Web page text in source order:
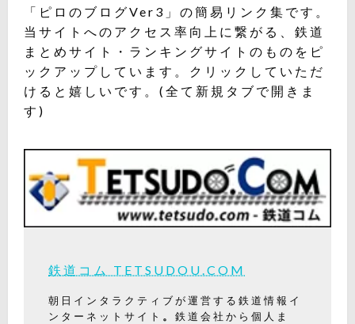
「ピロのブログVer3」の簡易リンク集です。
当サイトへのアクセス率向上に繋がる、鉄道
まとめサイト・ランキングサイトのものをピ
ックアップしています。クリックしていただ
けると嬉しいです。(全て新規タブで開きま
す)
鉄道コム TETSUDOU.COM
朝日インタラクティブが運営する鉄道情報イ
ンターネットサイト 。鉄道会社から個人ま